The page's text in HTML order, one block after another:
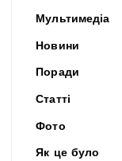
Мультимедіа
Новини
Поради
Статті
Фото
Як це було